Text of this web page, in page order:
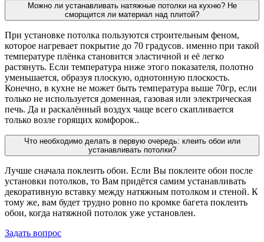
Можно ли устанавливать натяжные потолки на кухню? Не
сморщится ли материал над плитой?
При установке потолка пользуются строительным феном,
которое нагревает покрытие до 70 градусов. именно при такой
температуре плёнка становится эластичной и её легко
растянуть. Если температура ниже этого показателя, полотно
уменьшается, образуя плоскую, однотонную плоскость.
Конечно, в кухне не может быть температура выше 70гр, если
только не используется доменная, газовая или электрическая
печь. Да и раскалённый воздух чаще всего скапливается
только возле горящих комфорок..
Что необходимо делать в первую очередь: клеить обои или
устанавливать потолки?
Лучше сначала поклеить обои. Если Вы поклеите обои после
установки потолков, то Вам придётся самим устанавливать
декоративную вставку между натяжным потолком и стеной. К
тому же, вам будет трудно ровно по кромке багета поклеить
обои, когда натяжной потолок уже установлен.
Задать вопрос